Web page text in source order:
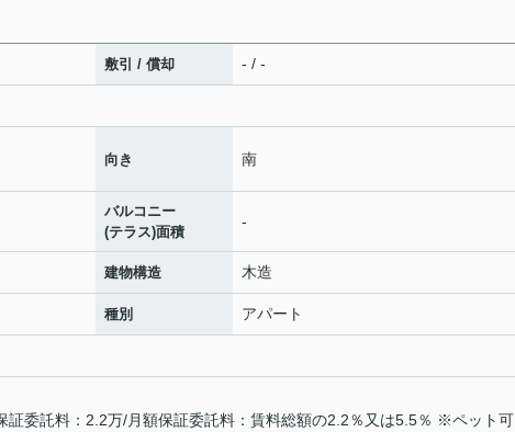
敷引 / 償却 - / -
向き 南
バルコニー
(テラス)面積
-
建物構造 木造
種別 アパート
証委託料：2.2万/月額保証委託料：賃料総額の2.2％又は5.5％ ※ペット